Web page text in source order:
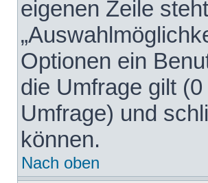
eigenen Zeile
Optionen ein
die Umfrage gilt
Umfrage) und
können.
Nach oben